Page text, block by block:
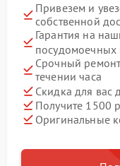
Привезем и
собственной
Гарантия на
Срочный
течении часа
Скидка для вас
Получите 1500
Оригинальные